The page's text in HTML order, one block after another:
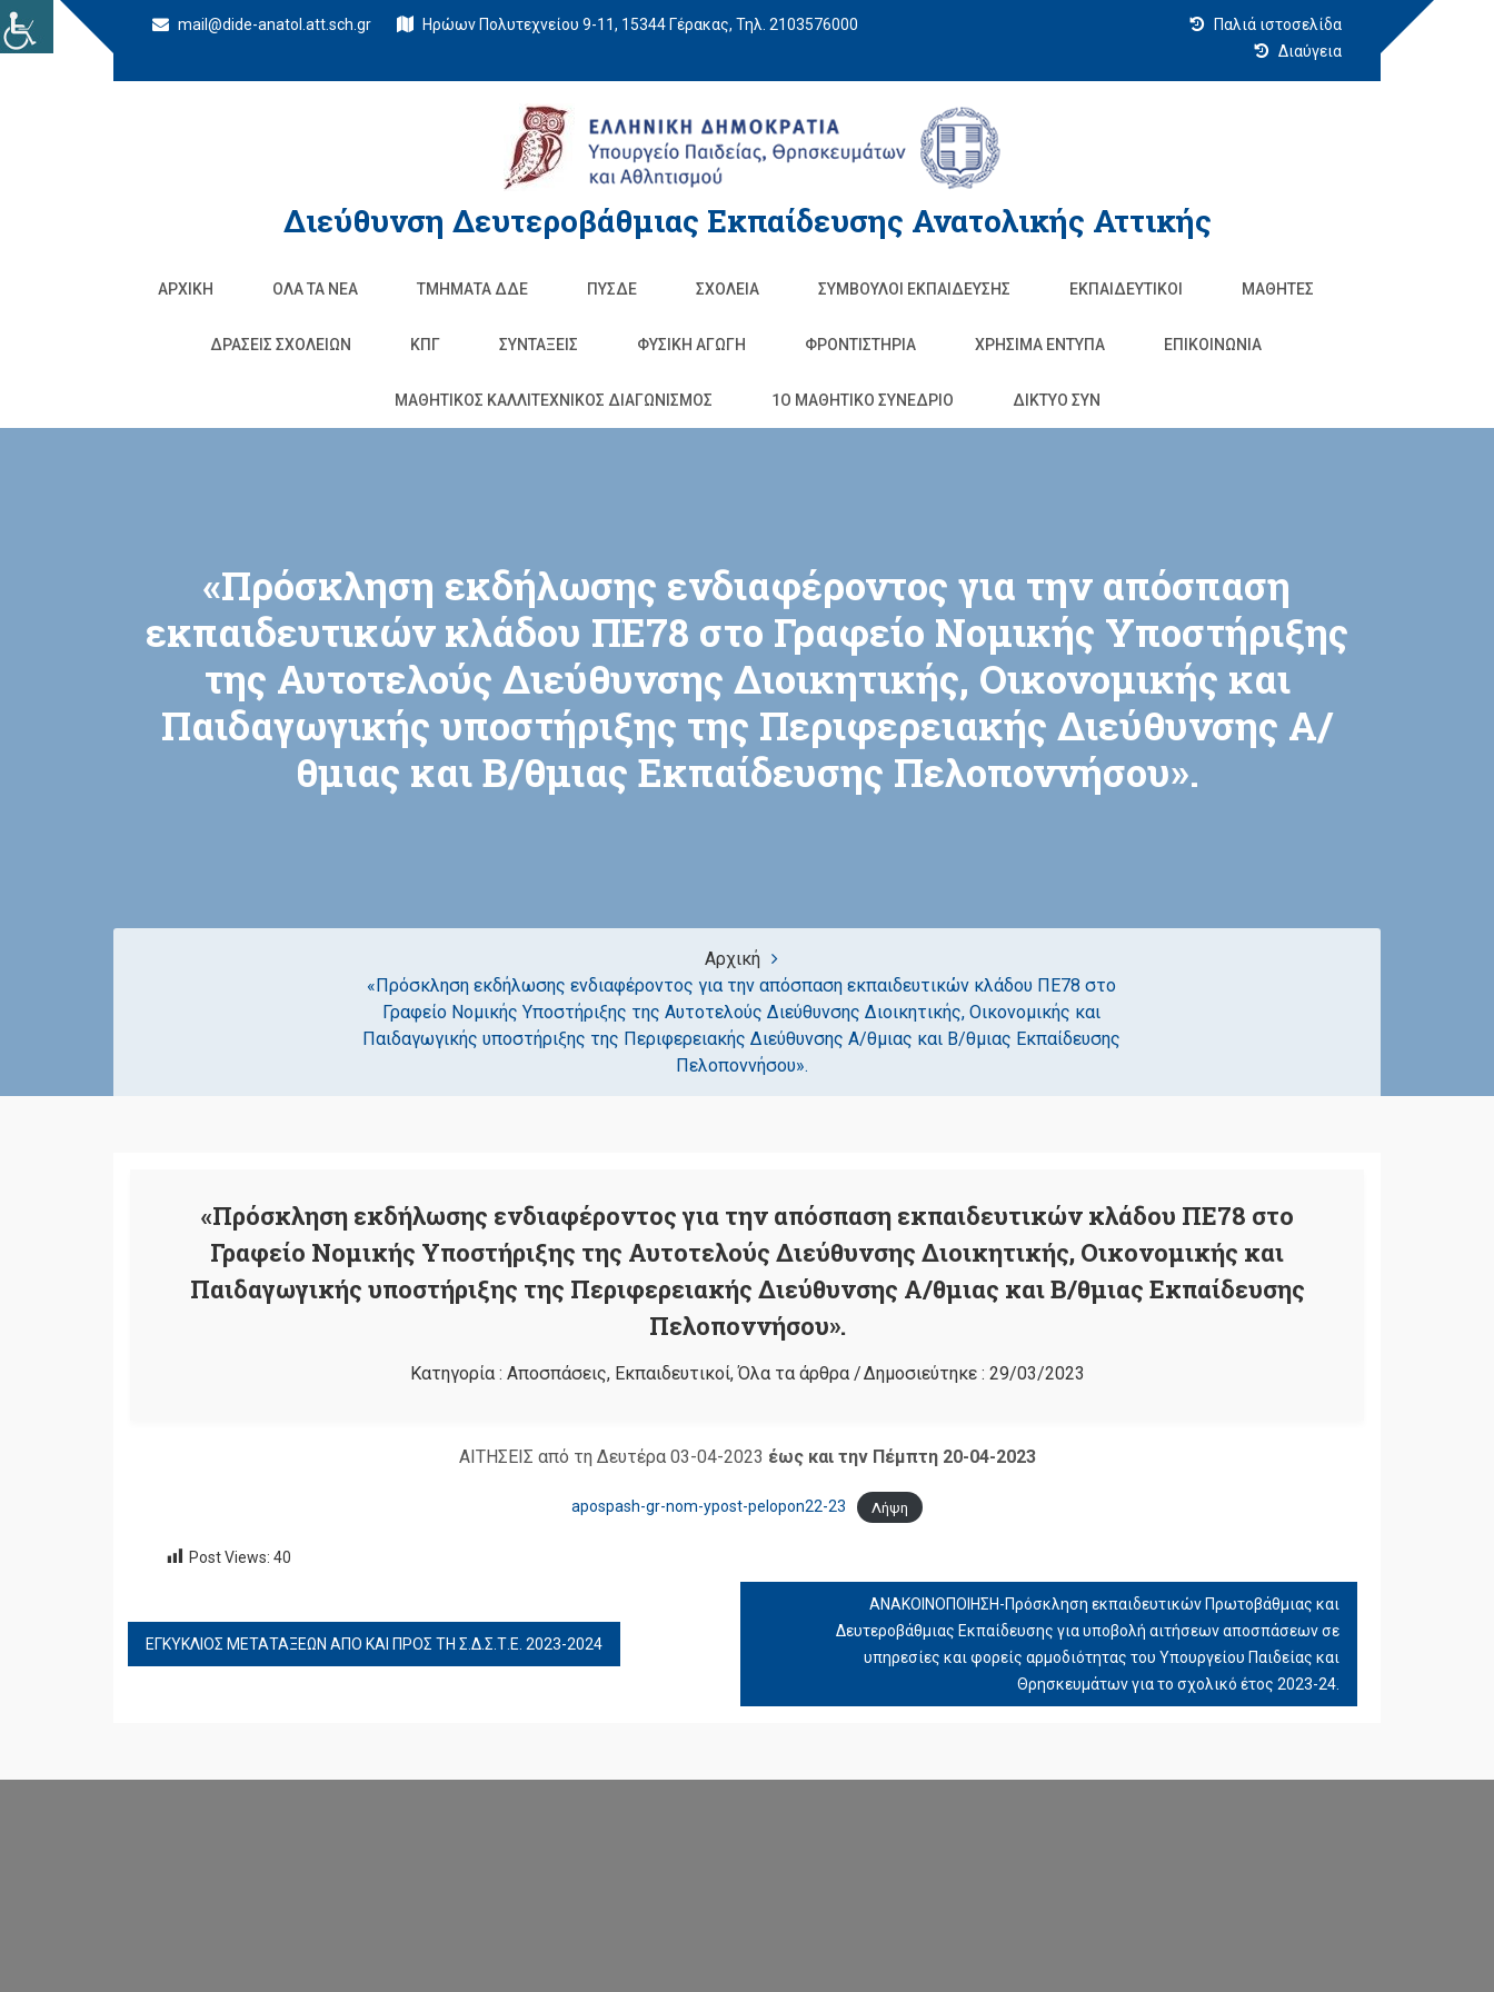
mail@dide-anatol.att.sch.gr Ηρώων Πολυτεχνείου 9-11, 15344 Γέρακας, Τηλ. 2103576000
Παλιά ιστοσελίδα
Διαύγεια
Διεύθυνση Δευτεροβάθμιας Εκπαίδευσης Ανατολικής Αττικής
ΑΡΧΙΚΉ ΌΛΑ ΤΑ ΝΈΑ ΤΜΉΜΑΤΑ ΔΔΕ ΠΥΣΔΕ ΣΧΟΛΕΊΑ ΣΥΜΒΟΥΛΟΙ ΕΚΠΑΙΔΕΥΣΗΣ ΕΚΠΑΙΔΕΥΤΙΚΟΊ ΜΑΘΗΤΈΣ
ΔΡΆΣΕΙΣ ΣΧΟΛΕΊΩΝ ΚΠΓ ΣΥΝΤΑΞΕΙΣ ΦΥΣΙΚΉ ΑΓΩΓΉ ΦΡΟΝΤΙΣΤΉΡΙΑ ΧΡΗΣΙΜΑ ΕΝΤΥΠΑ ΕΠΙΚΟΙΝΩΝΊΑ
ΜΑΘΗΤΙΚΟΣ ΚΑΛΛΙΤΕΧΝΙΚΟΣ ΔΙΑΓΩΝΙΣΜΟΣ 1O ΜΑΘΗΤΙΚΟ ΣΥΝΕΔΡΙΟ ΔΙΚΤΥΟ ΣΥΝ
«Πρόσκληση εκδήλωσης ενδιαφέροντος για την απόσπαση
εκπαιδευτικών κλάδου ΠΕ78 στο Γραφείο Νομικής Υποστήριξης
της Αυτοτελούς Διεύθυνσης Διοικητικής, Οικονομικής και
Παιδαγωγικής υποστήριξης της Περιφερειακής Διεύθυνσης Α/
θμιας και Β/θμιας Εκπαίδευσης Πελοποννήσου».
Αρχική
«Πρόσκληση εκδήλωσης ενδιαφέροντος για την απόσπαση εκπαιδευτικών κλάδου ΠΕ78 στο
Γραφείο Νομικής Υποστήριξης της Αυτοτελούς Διεύθυνσης Διοικητικής, Οικονομικής και
Παιδαγωγικής υποστήριξης της Περιφερειακής Διεύθυνσης Α/θμιας και Β/θμιας Εκπαίδευσης
Πελοποννήσου».
«Πρόσκληση εκδήλωσης ενδιαφέροντος για την απόσπαση εκπαιδευτικών κλάδου ΠΕ78 στο
Γραφείο Νομικής Υποστήριξης της Αυτοτελούς Διεύθυνσης Διοικητικής, Οικονομικής και
Παιδαγωγικής υποστήριξης της Περιφερειακής Διεύθυνσης Α/θμιας και Β/θμιας Εκπαίδευσης
Πελοποννήσου».
Κατηγορία : Αποσπάσεις, Εκπαιδευτικοί,Όλα τα άρθρα/Δημοσιεύτηκε : 29/03/2023
ΑΙΤΗΣΕΙΣ από τη Δευτέρα 03-04-2023 έως και την Πέμπτη 20-04-2023
apospash-gr-nom-ypost-pelopon22-23 Λήψη
Post Views: 40
ΠΛΟΉΓΗΣΗ
ΆΡΘΡΩΝ
ΕΓΚΥΚΛΙΟΣ ΜΕΤΑΤΑΞΕΩΝ ΑΠΟ ΚΑΙ ΠΡΟΣ ΤΗ Σ.Δ.Σ.Τ.Ε. 2023-2024
ΑΝΑΚΟΙΝΟΠΟΙΗΣΗ-Πρόσκληση εκπαιδευτικών Πρωτοβάθμιας και
Δευτεροβάθμιας Εκπαίδευσης για υποβολή αιτήσεων αποσπάσεων σε
υπηρεσίες και φορείς αρμοδιότητας του Υπουργείου Παιδείας και
Θρησκευμάτων για το σχολικό έτος 2023-24.